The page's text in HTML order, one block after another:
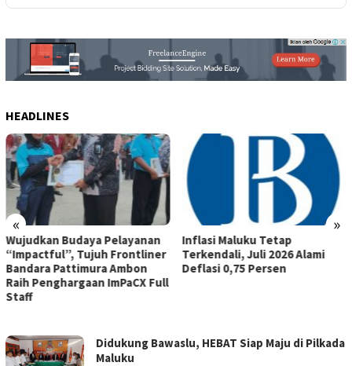
HEADLINES
« »
Wujudkan Budaya Pelayanan
“Impactful”, Tujuh Frontliner
Bandara Pattimura Ambon
Raih Penghargaan ImPaCX Full
Staff
Inflasi Maluku Tetap
Terkendali, Juli 2026 Alami
Deflasi 0,75 Persen
MENARAGLOBAL.COMDidukung Bawaslu, HEBAT Siap Maju di Pilkada
Maluku